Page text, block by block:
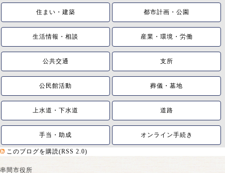
住まい・建築 都市計画・公園
生活情報・相談 産業・環境・労働
公共交通 支所
公民館活動 葬儀・墓地
上水道・下水道 道路
手当・助成 オンライン手続き
このブログを購読(RSS 2.0)
串間市役所